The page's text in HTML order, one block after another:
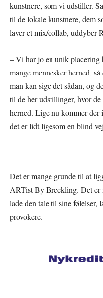
kunstnere, som vi udstiller.
til de lokale kunstnere, dem
laver et mix/collab, uddyber
– Vi har jo en unik placering
mange mennesker herned,
man kan sige det sådan, og
til de her udstillinger, hvor
herned. Lige nu kommer der
det er lidt ligesom en blind
Det er mange grunde til at
ARTist By Breckling. Det er
lade den tale til sine følelser,
provokere.